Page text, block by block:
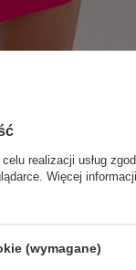
Opinie o
realizacji usług
Więcej
(wymagane)